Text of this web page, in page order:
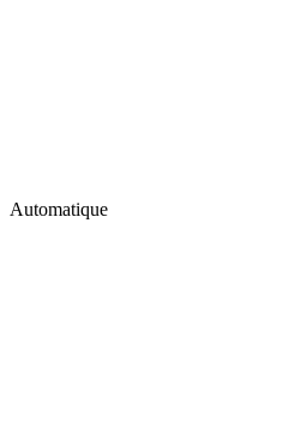
Automatique